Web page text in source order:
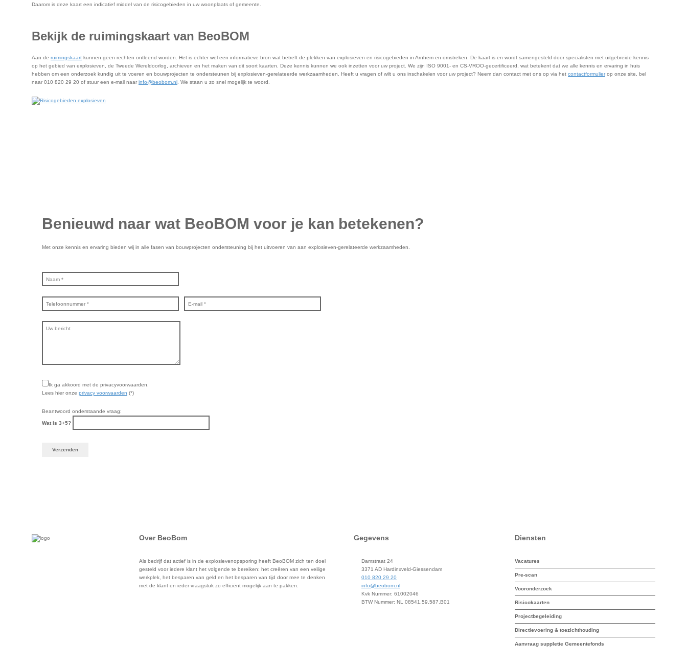
Daarom is deze kaart een indicatief middel van de risicogebieden in uw woonplaats of gemeente.
Bekijk de ruimingskaart van BeoBOM
Aan de ruimingskaart kunnen geen rechten ontleend worden. Het is echter wel een informatieve bron wat betreft de plekken van explosieven en risicogebieden in Arnhem en omstreken. De kaart is en wordt samengesteld door specialisten met uitgebreide kennis
op het gebied van explosieven, de Tweede Wereldoorlog, archieven en het maken van dit soort kaarten. Deze kennis kunnen we ook inzetten voor uw project. We zijn ISO 9001- en CS-VROO-gecertificeerd, wat betekent dat we alle kennis en ervaring in huis
hebben om een onderzoek kundig uit te voeren en bouwprojecten te ondersteunen bij explosieven-gerelateerde werkzaamheden. Heeft u vragen of wilt u ons inschakelen voor uw project? Neem dan contact met ons op via het contactformulierop onze site, bel
naar 010 820 29 20 of stuur een e-mail naar info@beobom.nl . We staan u zo snel mogelijk te woord.
Benieuwd naar wat BeoBOM voor je kan betekenen?
Met onze kennis en ervaring bieden wij in alle fasen van bouwprojecten ondersteuning bij het uitvoeren van aan explosieven-gerelateerde werkzaamheden.
Ik ga akkoord met de privacyvoorwaarden.
Lees hier onze privacy voorwaarden (*)
Beantwoord onderstaande vraag:
Wat is 3+5?
Over BeoBom
Als bedrijf dat actief is in de explosievenopsporing heeft BeoBOM zich ten doel
gesteld voor iedere klant het volgende te bereiken: het creëren van een veilige
werkplek, het besparen van geld en het besparen van tijd door mee te denken
met de klant en ieder vraagstuk zo efficiënt mogelijk aan te pakken.
Gegevens
Damstraat 24
3371 AD Hardinxveld-Giessendam
010 820 29 20
info@beobom.nl
Kvk Nummer: 61002046
BTW Nummer: NL 08541.59.587.B01
Diensten
Vacatures
Pre-scan
Vooronderzoek
Risicokaarten
Projectbegeleiding
Directievoering & toezichthouding
Aanvraag suppletie Gemeentefonds